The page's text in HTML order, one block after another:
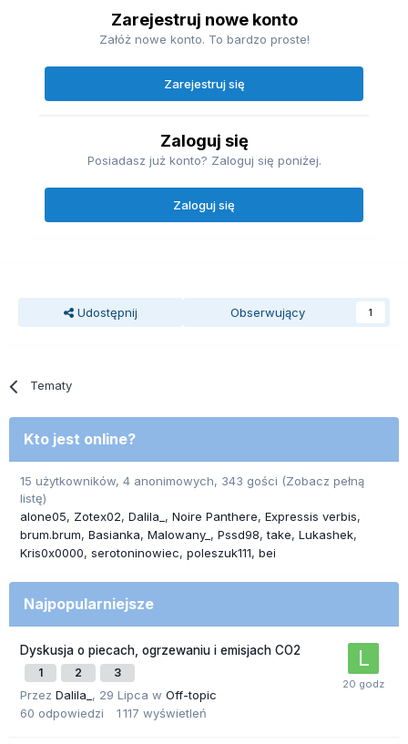
Zarejestruj nowe konto
Załóż nowe konto. To bardzo proste!
Zarejestruj się
Zaloguj się
Posiadasz już konto? Zaloguj się poniżej.
Zaloguj się
Udostępnij Obserwujący 1
Tematy
Kto jest online?
15 użytkowników, 4 anonimowych, 343 gości (Zobacz pełną
listę)
alone05
Zotex02 Dalila_ Noire Panthere Expressis verbis
brum.brum Basianka Malowany_ Pssd98 take Lukashek
Kris0x0000 serotoninowiec poleszuk111 bei
Najpopularniejsze
Dyskusja o piecach, ogrzewaniu i emisjach CO2
1 2 3
Przez Dalila_ , 29 Lipca w Off-topic
60 odpowiedzi 1 117 wyświetleń